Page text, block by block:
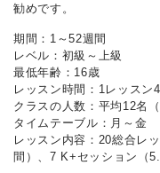
勧めです。
期間：1～52週間
レベル：初級～上級
最低年齢：16歳
レッスン時間：1レッスン
クラスの人数：平均12名（
タイムテーブル：月～金
レッスン内容：20総合レ
間）、7 K+セッション（